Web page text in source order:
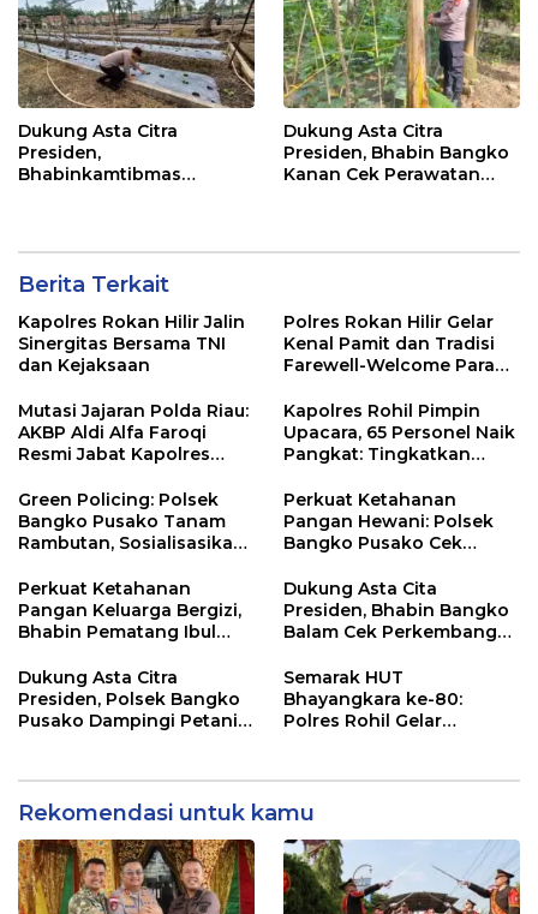
Dukung Asta Citra
Presiden,
Bhabinkamtibmas
Dukung Asta Citra
Presiden, Bhabin Bangko
Kanan Cek Perawatan
Berita Terkait
Kapolres Rokan Hilir Jalin
Sinergitas Bersama TNI
dan Kejaksaan
Polres Rokan Hilir Gelar
Kenal Pamit dan Tradisi
Farewell-Welcome Parade
Faroqi Resmi Menjabat
Mutasi Jajaran Polda Riau:
AKBP Aldi Alfa Faroqi
Resmi Jabat Kapolres
Imam Syahroni
Kapolres Rohil Pimpin
Upacara, 65 Personel Naik
Pangkat: Tingkatkan
Pelayanan
Green Policing: Polsek
Bangko Pusako Tanam
Rambutan, Sosialisasikan
Kapolda Riau
Perkuat Ketahanan
Pangan Hewani: Polsek
Bangko Pusako Cek
Bangko Makmur
Perkuat Ketahanan
Pangan Keluarga Bergizi,
Bhabin Pematang Ibul
Warga
Dukung Asta Cita
Presiden, Bhabin Bangko
Balam Cek Perkembangan
Dukung Asta Citra
Presiden, Polsek Bangko
Pusako Dampingi Petani
Semarak HUT
Bhayangkara ke-80:
Polres Rohil Gelar
Rekomendasi untuk kamu